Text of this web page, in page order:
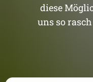
diese
uns so